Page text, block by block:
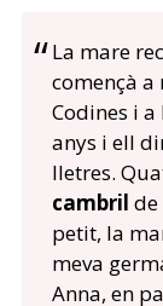
La mare
començà a
Codines i
anys i ell
lletres.
cambril de
petit, la
meva
Anna, en